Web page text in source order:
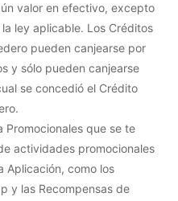
valor en efectivo, excepto
ley aplicable. Los Créditos
pueden canjearse por
y sólo pueden canjearse
se concedió el Crédito
Promocionales que se te
actividades promocionales
Aplicación, como los
y las Recompensas de